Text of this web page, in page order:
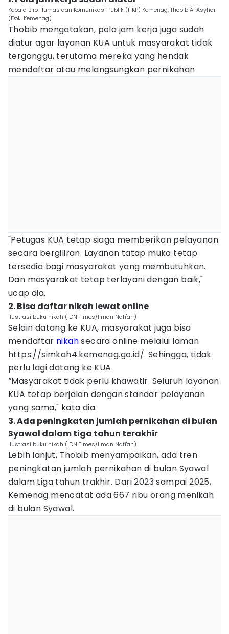
Kepala Biro Humas dan Komunikasi Publik (HKP) Kemenag, Thobib Al Asyhar
(Dok. Kemenag)
Thobib mengatakan, pola jam kerja juga sudah
diatur agar layanan KUA untuk masyarakat tidak
terganggu, terutama mereka yang hendak
mendaftar atau melangsungkan pernikahan.
"Petugas KUA tetap siaga memberikan pelayanan
secara bergiliran. Layanan tatap muka tetap
tersedia bagi masyarakat yang membutuhkan.
Dan masyarakat tetap terlayani dengan baik,"
ucap dia.
2. Bisa daftar nikah lewat online
Ilustrasi buku nikah (IDN Times/Ilman Nafi'an)
Selain datang ke KUA, masyarakat juga bisa
mendaftar nikahsecara online melalui laman
https://simkah4.kemenag.go.id/. Sehingga, tidak
perlu lagi datang ke KUA.
“Masyarakat tidak perlu khawatir. Seluruh layanan
KUA tetap berjalan dengan standar pelayanan
yang sama," kata dia.
3. Ada peningkatan jumlah pernikahan di bulan
Syawal dalam tiga tahun terakhir
Ilustrasi buku nikah (IDN Times/Ilman Nafi'an)
Lebih lanjut, Thobib menyampaikan, ada tren
peningkatan jumlah pernikahan di bulan Syawal
dalam tiga tahun trakhir. Dari 2023 sampai 2025,
Kemenag mencatat ada 667 ribu orang menikah
di bulan Syawal.